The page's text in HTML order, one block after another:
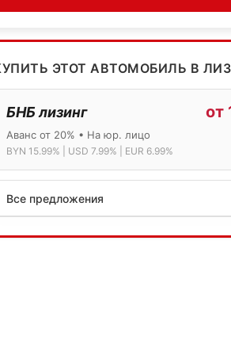
ЭТОТ АВТОМОБИЛЬ В
БНБ лизинг от
Аванс от 20% • На юр. лицо
BYN 15.99% | USD 7.99% | EUR 6.99%
Все предложения
АСБ лизинг